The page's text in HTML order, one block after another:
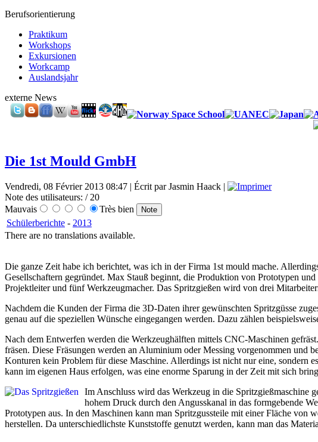
Berufsorientierung
Praktikum
Workshops
Exkursionen
Workcamp
Auslandsjahr
externe News
Die 1st Mould GmbH
Vendredi, 08 Février 2013 08:47 | Écrit par Jasmin Haack |
Note des utilisateurs: / 20
Mauvais
Très bien
Schülerberichte - 2013
There are no translations available.
Die ganze Zeit habe ich berichtet, was ich in der Firma 1st mould mache.
Gesellschaftern gegründet. Max Stauß beginnt, die Produktion von Prototypen
Projektleiter und fünf Werkzeugmacher. Das Spritzgießen wird von drei
Nachdem die Kunden der Firma die 3D-Daten ihrer gewünschten Spritzgüsse
genau auf die speziellen Wünsche eingegangen werden. Dazu zählen
Nach dem Entwerfen werden die Werkzeughälften mittels CNC-Maschinen
fräsen. Diese Fräsungen werden an Aluminium oder Messing vorgenommen und
Konturen kein Problem für diese Maschine. Allerdings ist nicht nur eine, sondern
kann im eigenen Haus erfolgen, was eine enorme Sparung in der Zeit mit sich
Im Anschluss wird das Werkzeug in die Spritzgießmaschine
hohem Druck durch den Angusskanal in das formgebende
Prototypen aus. In den Maschinen kann man Spritzgussteile mit einer Fläche
herstellen. Da unterschiedlichste Kunststoffe genutzt werden, kann man das